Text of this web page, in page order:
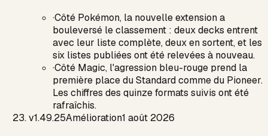
·Côté Pokémon, la nouvelle extension a
bouleversé le classement : deux decks entrent
avec leur liste complète, deux en sortent, et les
six listes publiées ont été relevées à nouveau.
·Côté Magic, l'agression bleu-rouge prend la
première place du Standard comme du Pioneer.
Les chiffres des quinze formats suivis ont été
rafraîchis.
v1.49.25Amélioration1 août 2026